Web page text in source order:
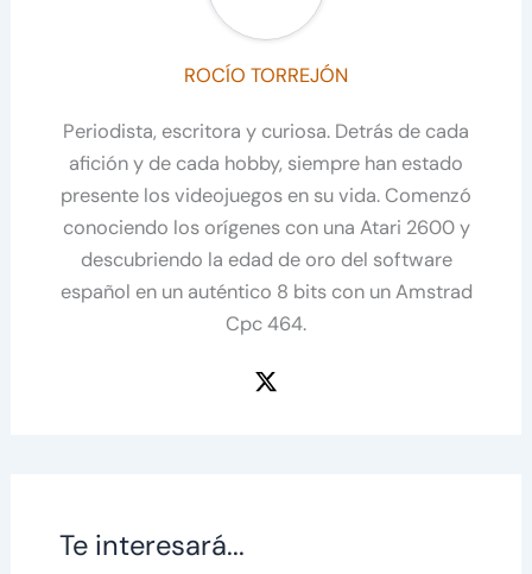
ROCÍO TORREJÓN
Periodista, escritora y curiosa. Detrás de cada
afición y de cada hobby, siempre han estado
presente los videojuegos en su vida. Comenzó
conociendo los orígenes con una Atari 2600 y
descubriendo la edad de oro del software
español en un auténtico 8 bits con un Amstrad
Cpc 464.
Te interesará...